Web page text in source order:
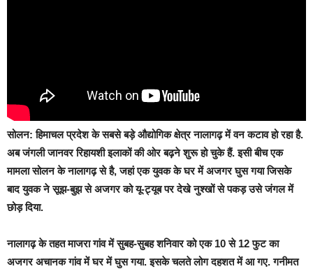
सोलन: हिमाचल प्रदेश के सबसे बड़े औद्योगिक क्षेत्र नालागढ़ में वन कटाव हो रहा है.
अब जंगली जानवर रिहायशी इलाकों की ओर बढ़ने शुरू हो चुके हैं. इसी बीच एक
मामला सोलन के नालागढ़ से है, जहां एक युवक के घर में अजगर घुस गया जिसके
बाद युवक ने सूझ-बुझ से अजगर को यू-ट्यूब पर देखे नुश्खों से पकड़ उसे जंगल में
छोड़ दिया.
नालागढ़ के तहत माजरा गांव में सुबह-सुबह शनिवार को एक 10 से 12 फुट का
अजगर अचानक गांव में घर में घुस गया. इसके चलते लोग दहशत में आ गए. गनीमत